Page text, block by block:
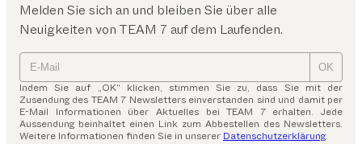
Melden Sie sich an und bleiben Sie über alle
Neuigkeiten von TEAM 7 auf dem Laufenden.
OK
Indem Sie auf „OK“ klicken, stimmen Sie zu, dass Sie mit der
Zusendung des TEAM 7 Newsletters einverstanden sind und damit per
E-Mail Informationen über Aktuelles bei TEAM 7 erhalten. Jede
Aussendung beinhaltet einen Link zum Abbestellen des Newsletters.
Weitere Informationen finden Sie in unserer Datenschutzerklärung.